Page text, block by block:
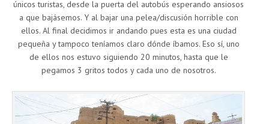
únicos turistas, desde la puerta del autobús esperando ansiosos
a que bajásemos. Y al bajar una pelea/discusión horrible con
ellos. Al final decidimos ir andando pues esta es una ciudad
pequeña y tampoco teníamos claro dónde íbamos. Eso sí, uno
de ellos nos estuvo siguiendo 20 minutos, hasta que le
pegamos 3 gritos todos y cada uno de nosotros.